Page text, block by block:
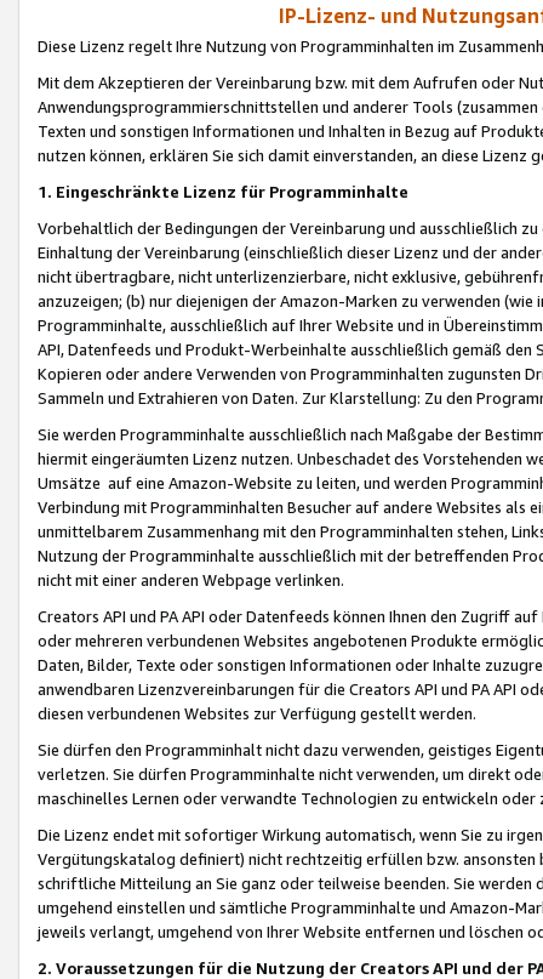
IP-Lizenz- und
Diese Lizenz regelt Ihre Nutzung von Programminhalten im
Mit dem Akzeptieren der Vereinbarung bzw. mit dem Aufrufen oder
Anwendungsprogrammierschnittstellen und anderer Tools (zusammen
Texten und sonstigen Informationen und Inhalten in Bezug auf
nutzen können, erklären Sie sich damit einverstanden, an diese Lizenz
1. Eingeschränkte Lizenz für Programminhalte
Vorbehaltlich der Bedingungen der Vereinbarung und ausschließlich
Einhaltung der Vereinbarung (einschließlich dieser Lizenz und der
nicht übertragbare, nicht unterlizenzierbare, nicht exklusive,
anzuzeigen; (b) nur diejenigen der Amazon-Marken zu verwenden
Programminhalte, ausschließlich auf Ihrer Website und in
API, Datenfeeds und Produkt-Werbeinhalte ausschließlich gemäß
Kopieren oder andere Verwenden von Programminhalten zugunsten
Sammeln und Extrahieren von Daten. Zur Klarstellung: Zu den
Sie werden Programminhalte ausschließlich nach Maßgabe der
hiermit eingeräumten Lizenz nutzen. Unbeschadet des Vorstehenden
Umsätze auf eine Amazon-Website zu leiten, und werden
Verbindung mit Programminhalten Besucher auf andere Websites als
unmittelbarem Zusammenhang mit den Programminhalten stehen,
Nutzung der Programminhalte ausschließlich mit der betreffenden
nicht mit einer anderen Webpage verlinken.
Creators API und PA API oder Datenfeeds können Ihnen den Zugriff
oder mehreren verbundenen Websites angebotenen Produkte
Daten, Bilder, Texte oder sonstigen Informationen oder Inhalte
anwendbaren Lizenzvereinbarungen für die Creators API und PA API
diesen verbundenen Websites zur Verfügung gestellt werden.
Sie dürfen den Programminhalt nicht dazu verwenden, geistiges
verletzen. Sie dürfen Programminhalte nicht verwenden, um direkt
maschinelles Lernen oder verwandte Technologien zu entwickeln
Die Lizenz endet mit sofortiger Wirkung automatisch, wenn Sie zu
Vergütungskatalog definiert) nicht rechtzeitig erfüllen bzw. ansonsten
schriftliche Mitteilung an Sie ganz oder teilweise beenden. Sie werden
umgehend einstellen und sämtliche Programminhalte und Amazon-
jeweils verlangt, umgehend von Ihrer Website entfernen und löschen
2. Voraussetzungen für die Nutzung der Creators API und der